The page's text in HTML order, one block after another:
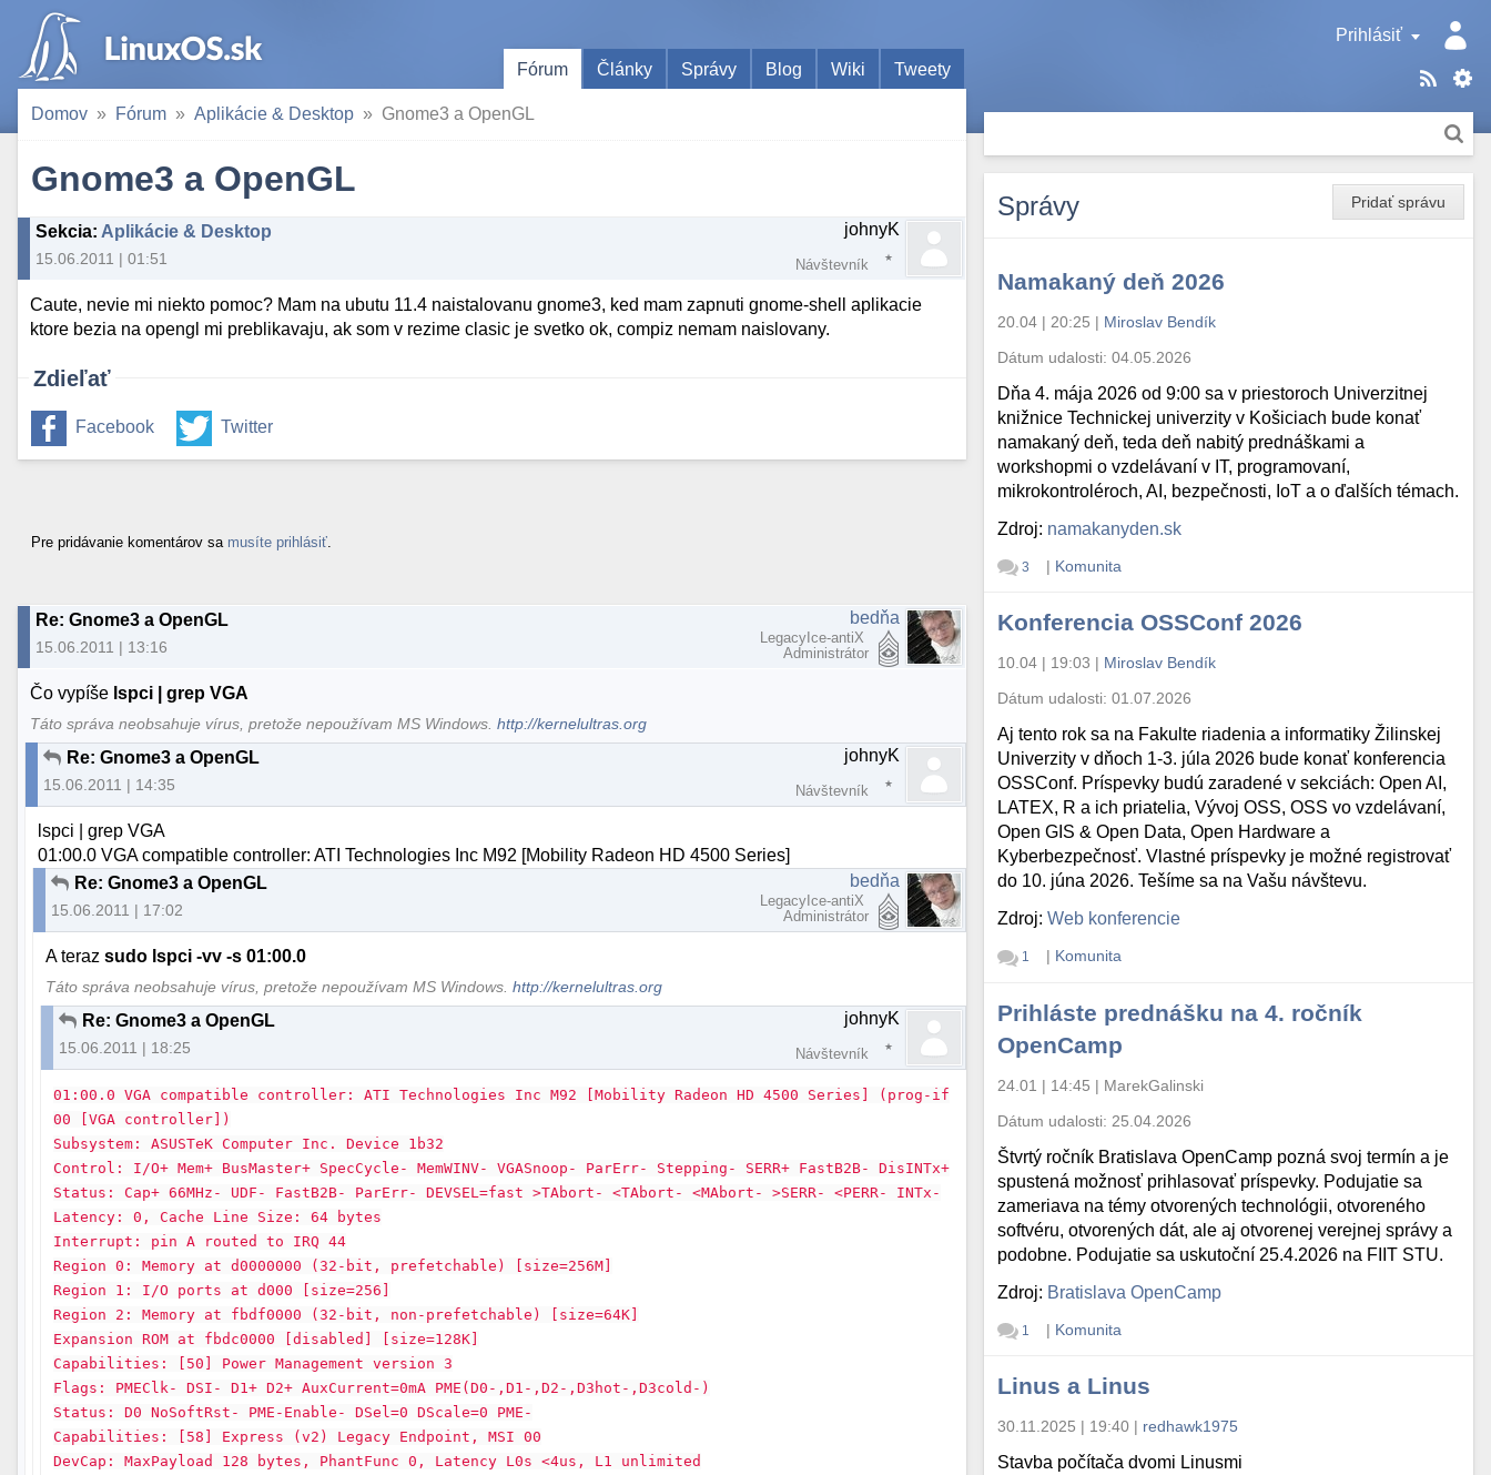
Prihlásiť
Fórum
Články Správy Blog Wiki Tweety
Domov Fórum Aplikácie & Desktop Gnome3 a OpenGL
Gnome3 a OpenGL
Sekcia: Aplikácie & Desktop
15.06.2011 | 01:51
johnyK
Návštevník
Caute, nevie mi niekto pomoc? Mam na ubutu 11.4 naistalovanu gnome3, ked mam zapnuti gnome-shell aplikacie
ktore bezia na opengl mi preblikavaju, ak som v rezime clasic je svetko ok, compiz nemam naislovany.
Zdieľať
Facebook Twitter
Pre pridávanie komentárov sa musíte prihlásiť
Re: Gnome3 a OpenGL
15.06.2011 | 13:16
bedňa
LegacyIce-antiX
Administrátor
Čo vypíše lspci | grep VGA
Táto správa neobsahuje vírus, pretože nepoužívam MS Windows.http://kernelultras.org
Re: Gnome3 a OpenGL
15.06.2011 | 14:35
johnyK
Návštevník
lspci | grep VGA
01:00.0 VGA compatible controller: ATI Technologies Inc M92 [Mobility Radeon HD 4500 Series]
Re: Gnome3 a OpenGL
15.06.2011 | 17:02
bedňa
LegacyIce-antiX
Administrátor
A terazsudo lspci -vv -s 01:00.0
Táto správa neobsahuje vírus, pretože nepoužívam MS Windows.http://kernelultras.org
Re: Gnome3 a OpenGL
15.06.2011 | 18:25
johnyK
Návštevník
01:00.0 VGA compatible controller: ATI Technologies Inc M92 [Mobility Radeon HD 4500 Series] (prog-if
00 [VGA controller])
Subsystem: ASUSTeK Computer Inc. Device 1b32
Control: I/O+ Mem+ BusMaster+ SpecCycle- MemWINV- VGASnoop- ParErr- Stepping- SERR+ FastB2B- DisINTx+
Status: Cap+ 66MHz- UDF- FastB2B- ParErr- DEVSEL=fast >TAbort- <TAbort- <MAbort- >SERR- <PERR- INTx-
Latency: 0, Cache Line Size: 64 bytes
Interrupt: pin A routed to IRQ 44
Region 0: Memory at d0000000 (32-bit, prefetchable) [size=256M]
Region 1: I/O ports at d000 [size=256]
Region 2: Memory at fbdf0000 (32-bit, non-prefetchable) [size=64K]
Expansion ROM at fbdc0000 [disabled] [size=128K]
Capabilities: [50] Power Management version 3
Flags: PMEClk- DSI- D1+ D2+ AuxCurrent=0mA PME(D0-,D1-,D2-,D3hot-,D3cold-)
Status: D0 NoSoftRst- PME-Enable- DSel=0 DScale=0 PME-
Capabilities: [58] Express (v2) Legacy Endpoint, MSI 00
DevCap: MaxPayload 128 bytes, PhantFunc 0, Latency L0s <4us, L1 unlimited
Pridať správu
Správy
Namakaný deň 2026
20.04 | 20:25 | Miroslav Bendík
Dátum udalosti:04.05.2026
Dňa 4. mája 2026 od 9:00 sa v priestoroch Univerzitnej
knižnice Technickej univerzity v Košiciach bude konať
namakaný deň, teda deň nabitý prednáškami a
workshopmi o vzdelávaní v IT, programovaní,
mikrokontroléroch, AI, bezpečnosti, IoT a o ďalších témach.
Zdroj: namakanyden.sk
3 | Komunita
Konferencia OSSConf 2026
10.04 | 19:03 | Miroslav Bendík
Dátum udalosti:01.07.2026
Aj tento rok sa na Fakulte riadenia a informatiky Žilinskej
Univerzity v dňoch 1-3. júla 2026 bude konať konferencia
OSSConf. Príspevky budú zaradené v sekciách: Open AI,
LATEX, R a ich priatelia, Vývoj OSS, OSS vo vzdelávaní,
Open GIS & Open Data, Open Hardware a
Kyberbezpečnosť. Vlastné príspevky je možné registrovať
do 10. júna 2026. Tešíme sa na Vašu návštevu.
Zdroj:Web konferencie
1 | Komunita
Prihláste prednášku na 4. ročník
OpenCamp
24.01 | 14:45 | MarekGalinski
Dátum udalosti: 25.04.2026
Štvrtý ročník Bratislava OpenCamp pozná svoj termín a je
spustená možnosť prihlasovať príspevky. Podujatie sa
zameriava na témy otvorených technológii, otvoreného
softvéru, otvorených dát, ale aj otvorenej verejnej správy a
podobne. Podujatie sa uskutoční 25.4.2026 na FIIT STU.
Zdroj: Bratislava OpenCamp
1 | Komunita
Linus a Linus
30.11.2025 | 19:40 | redhawk1975
Stavba počítača dvomi Linusmi